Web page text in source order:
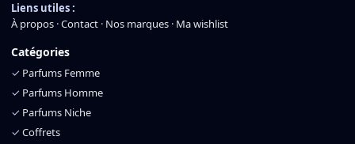
Liens utiles :
À propos ·Contact · Nos marques · Ma wishlist
Catégories
✓ Parfums Femme
✓ Parfums Homme
✓ Parfums Niche
✓ Coffrets